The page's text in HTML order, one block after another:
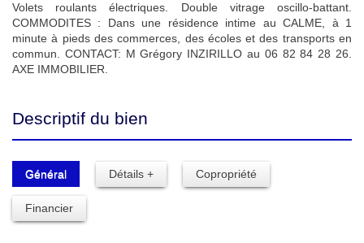
Volets roulants électriques. Double vitrage oscillo-battant.
COMMODITES : Dans une résidence intime au CALME, à 1
minute à pieds des commerces, des écoles et des transports en
commun. CONTACT: M Grégory INZIRILLO au 06 82 84 28 26.
AXE IMMOBILIER.
Descriptif du bien
Général Détails + Copropriété
Financier